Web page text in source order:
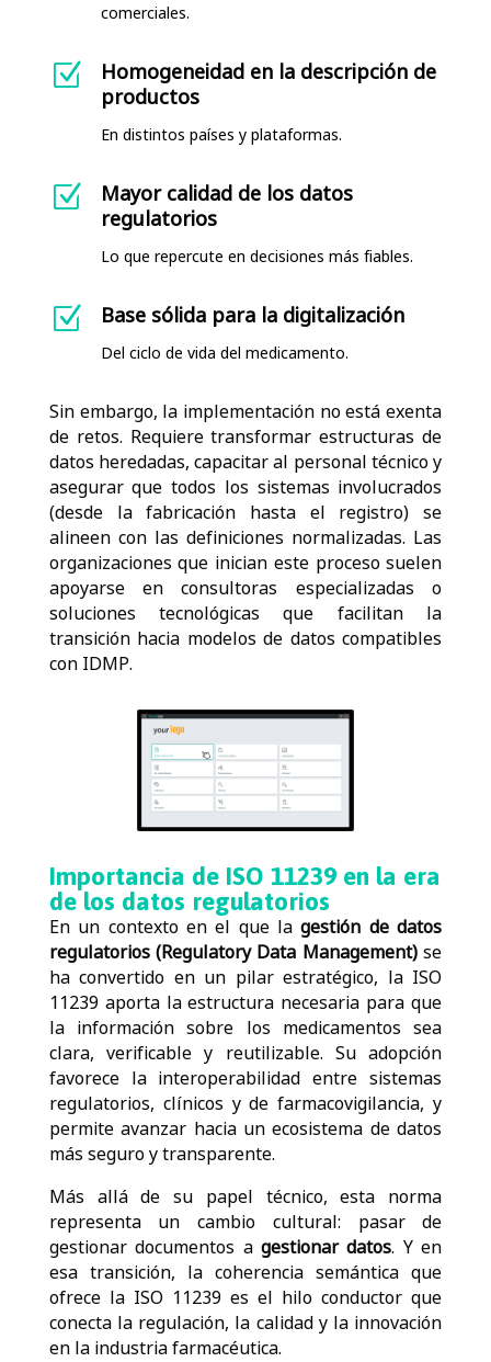
comerciales.
Z
Homogeneidad en la descripción de
productos
En distintos países y plataformas.
Z
Mayor calidad de los datos
regulatorios
Lo que repercute en decisiones más fiables.
Z Base sólida para la digitalización
Del ciclo de vida del medicamento.
Sin embargo, la implementación no está exenta
de retos. Requieretransformar estructuras de
datos heredadas, capacitar al personal técnico y
asegurar que todos los sistemas involucrados
(desde la fabricación hasta el registro) se
alineen con las definiciones normalizadas. Las
organizaciones que inician este proceso suelen
apoyarse en consultoras especializadas o
soluciones tecnológicas que facilitan la
transición hacia modelos de datos compatibles
con IDMP.
Importancia de ISO 11239 en la era
de los datos regulatorios
En un contexto en el que lagestión de datos
regulatorios (Regulatory Data Management)se
ha convertido en un pilar estratégico, la ISO
11239 aporta la estructura necesaria para que
la información sobre los medicamentos sea
clara, verificable y reutilizable. Su adopción
favorece la interoperabilidad entre sistemas
regulatorios, clínicos y de farmacovigilancia, y
permite avanzar hacia un ecosistema de datos
más seguro y transparente.
Más allá de su papel técnico, esta norma
representa un cambio cultural: pasar de
gestionar documentos a gestionar datos. Y en
esa transición, la coherencia semántica que
ofrece la ISO 11239 es el hilo conductor que
conecta la regulación, la calidad y la innovación
en la industria farmacéutica.